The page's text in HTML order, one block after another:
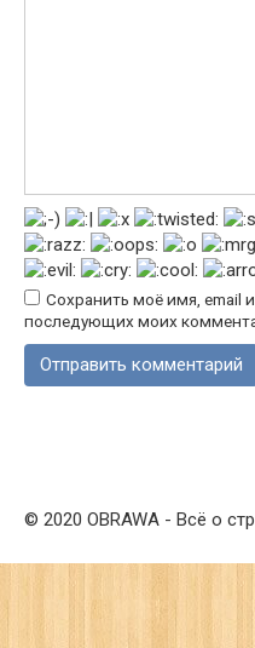
Сохранить моё имя, email
последующих моих
© 2020 OBRAWA - Всё о